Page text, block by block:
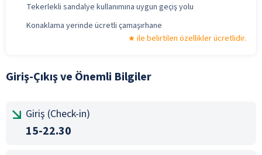
Tekerlekli sandalye kullanımına uygun geçiş yolu
Konaklama yerinde ücretli çamaşırhane
ile belirtilen özellikler ücretlidir.
Giriş-Çıkış ve Önemli Bilgiler
Giriş (Check-in)
15-22.30